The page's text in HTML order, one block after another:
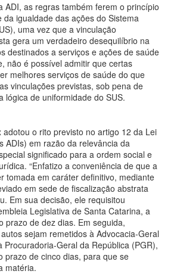
ADI, as regras também ferem o princípio
da igualdade das ações do Sistema
uma vez que a vinculação
gera um verdadeiro desequilíbrio na
destinados a serviços e ações de saúde
não é possível admitir que certas
melhores serviços de saúde do que
vinculações previstas, sob pena de
lógica de uniformidade do SUS.
adotou o rito previsto no artigo 12 da Lei
ADIs) em razão da relevância da
significado para a ordem social e
“Enfatizo a conveniência de que a
tomada em caráter definitivo, mediante
em sede de fiscalização abstrata
Em sua decisão, ele requisitou
Legislativa de Santa Catarina, a
prazo de dez dias. Em seguida,
sejam remetidos à Advocacia-Geral
Procuradoria-Geral da República (PGR),
prazo de cinco dias, para que se
matéria.